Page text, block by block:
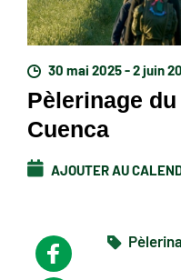
30 mai 2025 - 2 juin
Pèlerinage
Cuenca
AJOUTER AU